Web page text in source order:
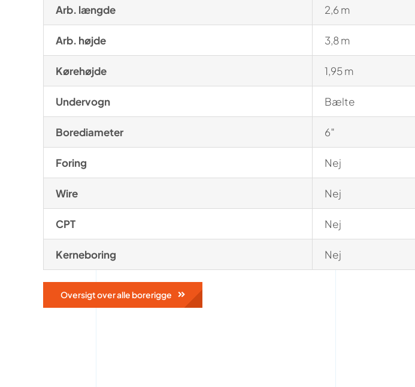
Arb. længde 2,6 m
Arb. højde 3,8 m
Kørehøjde 1,95 m
Undervogn Bælte
Borediameter 6″
Foring Nej
Wire Nej
CPT Nej
Kerneboring Nej
Oversigt over alle borerigge